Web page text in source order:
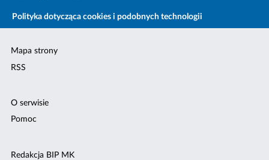
Polityka dotycząca cookies i podobnych technologii
Mapa strony
RSS
O serwisie
Pomoc
Redakcja BIP MK